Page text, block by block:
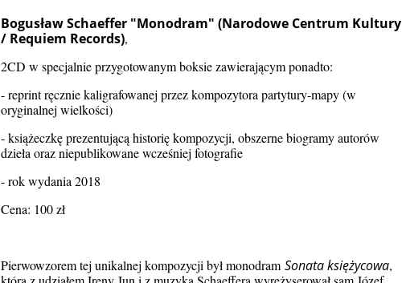
Bogusław Schaeffer "Monodram" (Narodowe Centrum Kultury
/ Requiem Records),
2CD w specjalnie przygotowanym boksie zawierającym ponadto:
- reprint ręcznie kaligrafowanej przez kompozytora partytury-mapy (w
oryginalnej wielkości)
- książeczkę prezentującą historię kompozycji, obszerne biogramy autorów
dzieła oraz niepublikowane wcześniej fotografie
- rok wydania 2018
Cena: 100 zł
Pierwowzorem tej unikalnej kompozycji był monodramSonata księżycowa,